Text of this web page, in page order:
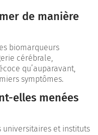
de manière
biomarqueurs
cérébrale,
qu’auparavant,
symptômes.
elles menées
universitaires et instituts